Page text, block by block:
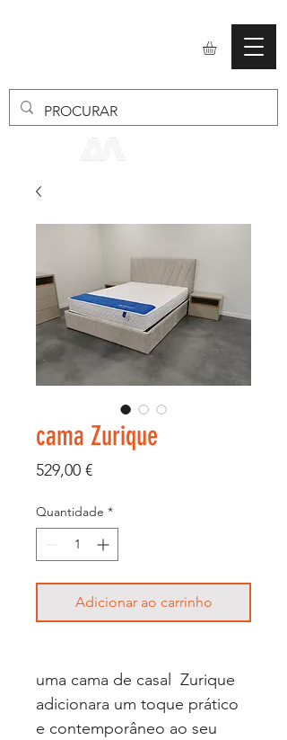
cama Zurique
529,00 €Preço
Quantidade *
Adicionar ao carrinho
uma cama de casal Zurique
adicionara um toque prático
e contemporâneo ao seu